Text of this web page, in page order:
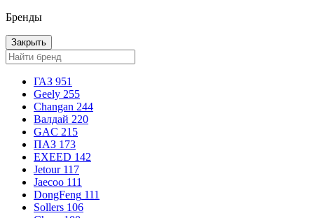
Бренды
Закрыть
ГАЗ 951
Geely 255
Changan 244
Валдай 220
GAC 215
ПАЗ 173
EXEED 142
Jetour 117
Jaecoo 111
DongFeng 111
Sollers 106